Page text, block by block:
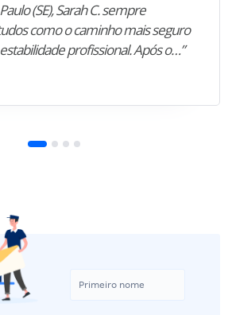
(SE), Sarah C. sempre
como o caminho mais seguro
profissional. Após o…”